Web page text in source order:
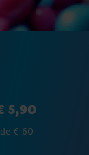
5,90
€ 60